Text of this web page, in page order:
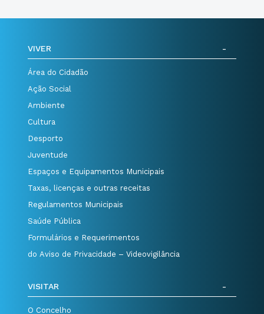
VIVER
Área do Cidadão
Ação Social
Ambiente
Cultura
Desporto
Juventude
Espaços e Equipamentos Municipais
Taxas, licenças e outras receitas
Regulamentos Municipais
Saúde Pública
Formulários e Requerimentos
do Aviso de Privacidade – Videovigilância
VISITAR
O Concelho